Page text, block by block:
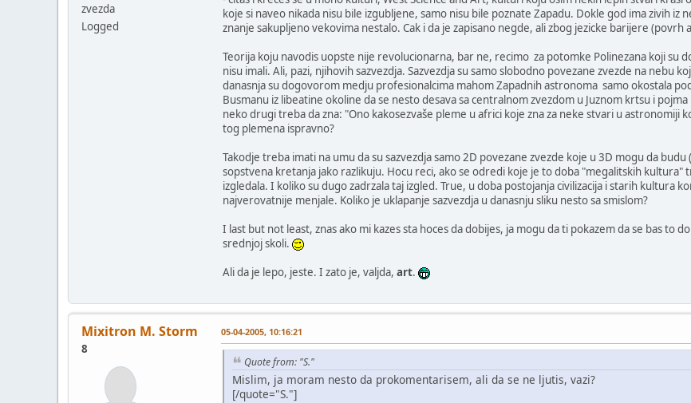
zvezda
Logged
koje si naveo nikada nisu bile izgubljene, samo nisu bile poznate Zapadu. Dokle god ima zivih
znanje sakupljeno vekovima nestalo. Cak i da je zapisano negde, ali zbog jezicke barijere (povrh
Teorija koju navodis uopste nije revolucionarna, bar ne, recimo za potomke Polinezana koji su
nisu imali. Ali, pazi, njihovih sazvezdja. Sazvezdja su samo slobodno povezane zvezde na nebu
danasnja su dogovorom medju profesionalcima mahom Zapadnih astronoma samo okostala
Busmanu iz libeatine okoline da se nesto desava sa centralnom zvezdom u Juznom krtsu i
neko drugi treba da zna: "Ono kakosezvaše pleme u africi koje zna za neke stvari u astronomiji
tog plemena ispravno?
Takodje treba imati na umu da su sazvezdja samo 2D povezane zvezde koje u 3D mogu da
sopstvena kretanja jako razlikuju. Hocu reci, ako se odredi koje je to doba "megalitskih kultura"
izgledala. I koliko su dugo zadrzala taj izgled. True, u doba postojanja civilizacija i starih kultura
najverovatnije menjale. Koliko je uklapanje sazvezdja u danasnju sliku nesto sa smislom?
I last but not least, znas ako mi kazes sta hoces da dobijes, ja mogu da ti pokazem da se bas to
srednjoj skoli.
Ali da je lepo, jeste. I zato je, valjda, art.
Mixitron M. Storm
8
05-04-2005, 10:16:21
Quote from: "S."
Mislim, ja moram nesto da prokomentarisem, ali da se ne ljutis, vazi?
[/quote="S."]